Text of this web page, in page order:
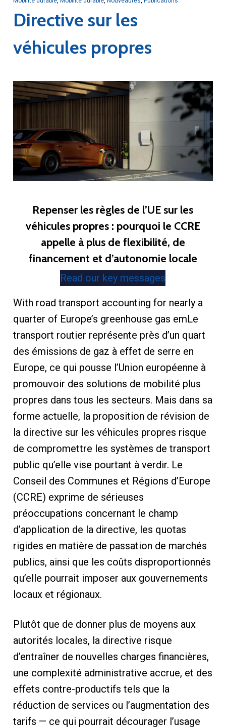
Directive sur les
véhicules propres
Repenser les règles de l’UE sur les
véhicules propres : pourquoi le CCRE
appelle à plus de flexibilité, de
financement et d’autonomie locale
Read our key messages
With road transport accounting for nearly a
quarter of Europe’s greenhouse gas emLe
transport routier représente près d’un quart
des émissions de gaz à effet de serre en
Europe, ce qui pousse l’Union européenne à
promouvoir des solutions de mobilité plus
propres dans tous les secteurs. Mais dans sa
forme actuelle, la proposition de révision de
la directive sur les véhicules propres risque
de compromettre les systèmes de transport
public qu’elle vise pourtant à verdir. Le
Conseil des Communes et Régions d’Europe
(CCRE) exprime de sérieuses
préoccupations concernant le champ
d’application de la directive, les quotas
rigides en matière de passation de marchés
publics, ainsi que les coûts disproportionnés
qu’elle pourrait imposer aux gouvernements
locaux et régionaux.
Plutôt que de donner plus de moyens aux
autorités locales, la directive risque
d’entraîner de nouvelles charges financières,
une complexité administrative accrue, et des
effets contre-productifs tels que la
réduction de services ou l’augmentation des
tarifs — ce qui pourrait décourager l’usage